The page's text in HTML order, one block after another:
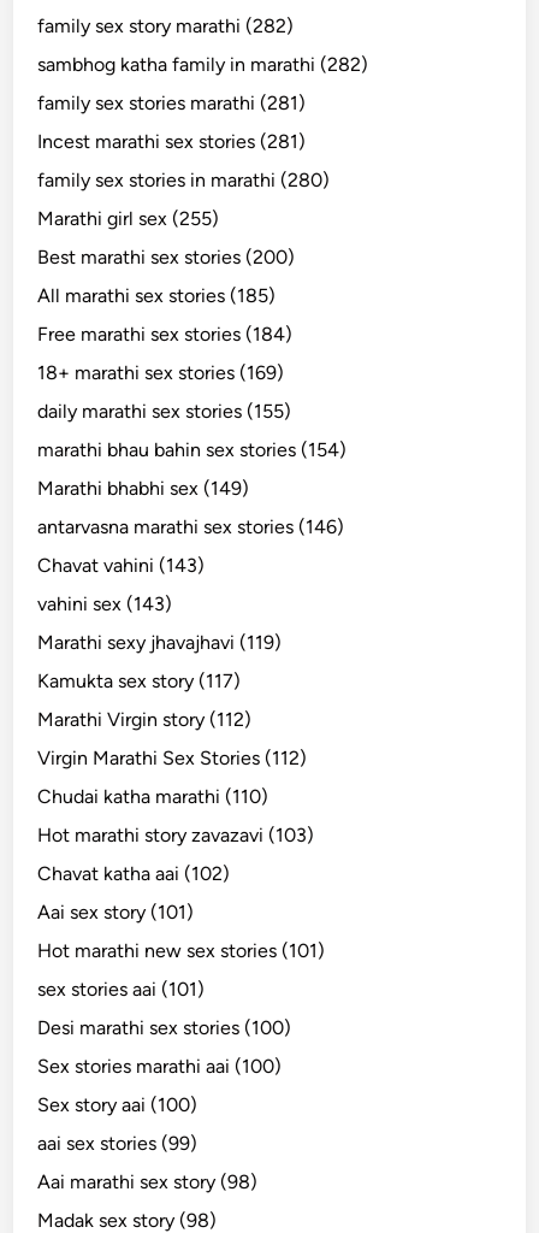
family sex story marathi (282)
sambhog katha family in marathi (282)
family sex stories marathi (281)
Incest marathi sex stories (281)
family sex stories in marathi (280)
Marathi girl sex (255)
Best marathi sex stories (200)
All marathi sex stories (185)
Free marathi sex stories (184)
18+ marathi sex stories (169)
daily marathi sex stories (155)
marathi bhau bahin sex stories (154)
Marathi bhabhi sex (149)
antarvasna marathi sex stories (146)
Chavat vahini (143)
vahini sex (143)
Marathi sexy jhavajhavi (119)
Kamukta sex story (117)
Marathi Virgin story (112)
Virgin Marathi Sex Stories (112)
Chudai katha marathi (110)
Hot marathi story zavazavi (103)
Chavat katha aai (102)
Aai sex story (101)
Hot marathi new sex stories (101)
sex stories aai (101)
Desi marathi sex stories (100)
Sex stories marathi aai (100)
Sex story aai (100)
aai sex stories (99)
Aai marathi sex story (98)
Madak sex story (98)